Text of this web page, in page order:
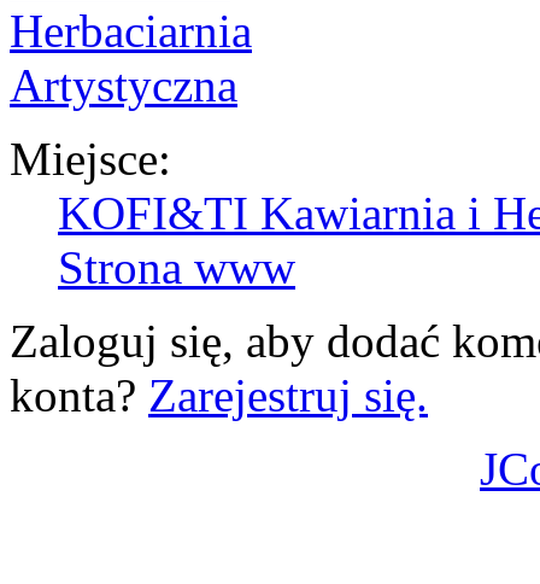
Miejsce:
KOFI&TI Kawiarnia i
Strona www
Zaloguj się, aby dodać
konta? Zarejestruj się.